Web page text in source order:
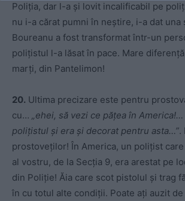
Poliția, dar l-a și lovit incalificabil pe
nu i-a cărat pumni în neștire, i-a dat una
Boureanu a fost transformat într-un
polițistul l-a lăsat în pace. Mare
marți, din Pantelimon!
20. Ultima precizare este pentru
cu… „ehei, să vezi ce pățea în
polițistul și era și decorat pentru asta…”.
prostoveților! În America, un polițist
al vostru, de la Secția 9, era arestat pe
din Poliție! Ăia care scot pistolul și trag
în cu totul alte condiții. Poate ați auzit